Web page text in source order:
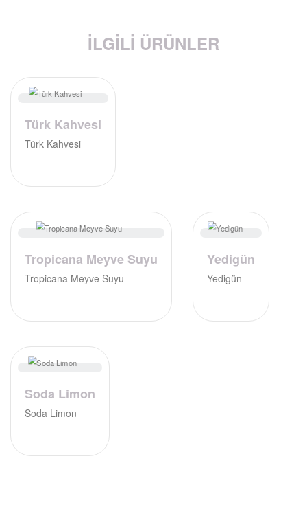
İLGILI ÜRÜNLER
Türk Kahvesi
Türk Kahvesi
Tropicana Meyve Suyu
Tropicana Meyve Suyu
Yedigün
Yedigün
Soda Limon
Soda Limon